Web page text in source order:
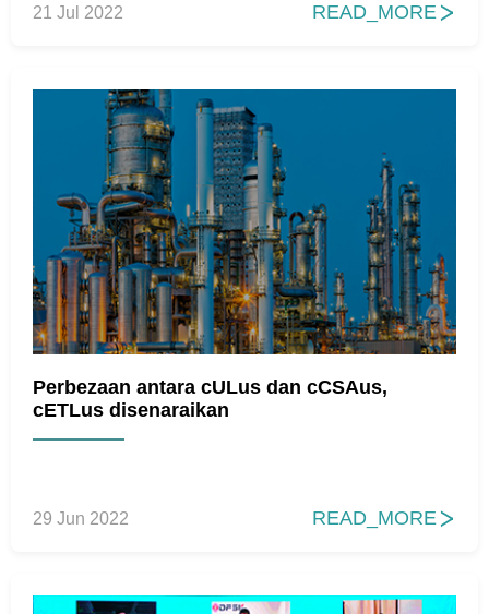
21 Jul 2022 READ_MORE 
Perbezaan antara cULus dan cCSAus,
cETLus disenaraikan
29 Jun 2022 READ_MORE 